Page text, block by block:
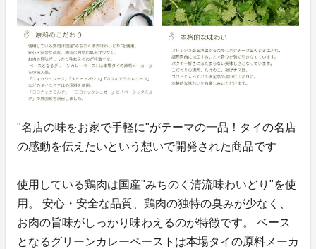
"名店の味をお家で手軽に"がテーマの一品！タイの名店
の感動を伝えたいという想いで開発された商品です
使用している鶏肉は国産"みちのく清流味わいどり"を使
用。 安心・安全な品質、鶏肉の独特の臭みが少なく、
お肉の旨味がしっかり味わえるのが特徴です。 ベース
となるグリーンカレーペーストは本場タイの原料メーカ